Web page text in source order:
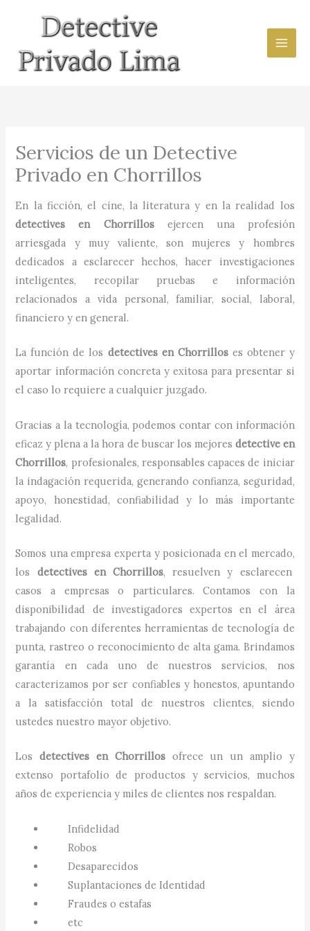
contenido
Servicios de un Detective
Privado en Chorrillos
En la ficción, el cine, la literatura y en la realidad los
detectives en
Chorrillos ejercen una profesión
arriesgada y muy valiente, son mujeres y hombres
dedicados a esclarecer hechos, hacer investigaciones
inteligentes, recopilar pruebas e información
relacionados a vida personal, familiar, social, laboral,
financiero y en general.
La función de los detectives en Chorrillos es obtener y
aportar información concreta y exitosa para presentar si
el caso lo requiere a cualquier juzgado.
Gracias a la tecnología, podemos contar con información
eficaz y plena a la hora de buscar los mejores detective en
Chorrillos, profesionales, responsables capaces de iniciar
la indagación requerida, generando confianza, seguridad,
apoyo, honestidad, confiabilidad y lo más importante
legalidad.
Somos una empresa experta y posicionada en el mercado,
los detectives enChorrillos, resuelven y esclarecen
casos a empresas o particulares. Contamos con la
disponibilidad de investigadores expertos en el área
trabajando con diferentes herramientas de tecnología de
punta, rastreo o reconocimiento de alta gama. Brindamos
garantía en cada uno de nuestros servicios, nos
caracterizamos por ser confiables y honestos, apuntando
a la satisfacción total de nuestros clientes, siendo
ustedes nuestro mayor objetivo.
Losdetectives en Chorrillos ofrece un un amplio y
extenso portafolio de productos y servicios, muchos
años de experiencia y miles de clientes nos respaldan.
Infidelidad
Robos
Desaparecidos
Suplantaciones de Identidad
Fraudes o estafas
etc